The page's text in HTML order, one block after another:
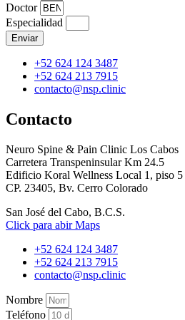
Doctor
Especialidad
Enviar
+52 624 124 3487
+52 624 213 7915
contacto@nsp.clinic
Contacto
Neuro Spine & Pain Clinic Los Cabos
Carretera Transpeninsular Km 24.5
Edificio Koral Wellness Local 1, piso
CP. 23405, Bv. Cerro Colorado
San José del Cabo, B.C.S.
Click para abir Maps
+52 624 124 3487
+52 624 213 7915
contacto@nsp.clinic
Nombre
Teléfono